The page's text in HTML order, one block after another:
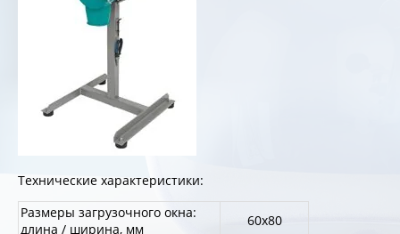
Технические характеристики:
Размеры загрузочного окна:
длина / ширина, мм
60х80